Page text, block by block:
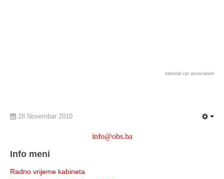
national cpr association
28 Novembar 2010
info@obs.ba
Info meni
Radno vrijeme kabineta